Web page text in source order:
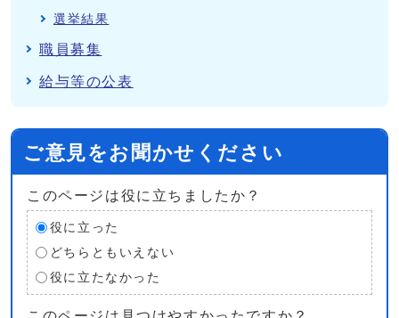
選挙結果
職員募集
給与等の公表
ご意見をお聞かせください
このページは役に立ちましたか？
役に立った
どちらともいえない
役に立たなかった